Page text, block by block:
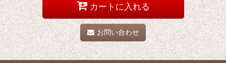
カートに入れる
お問い合わせ